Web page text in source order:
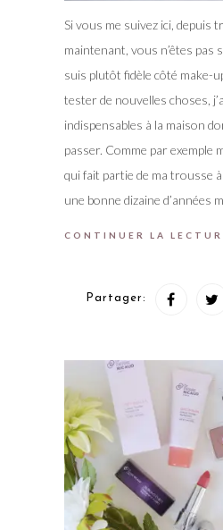
Si vous me suivez ici, depuis
maintenant, vous n’êtes pas
suis plutôt fidèle côté make-
tester de nouvelles choses,
indispensables à la maison
passer. Comme par exemple
qui fait partie de ma trousse
une bonne dizaine d’années
CONTINUER LA
Partager: